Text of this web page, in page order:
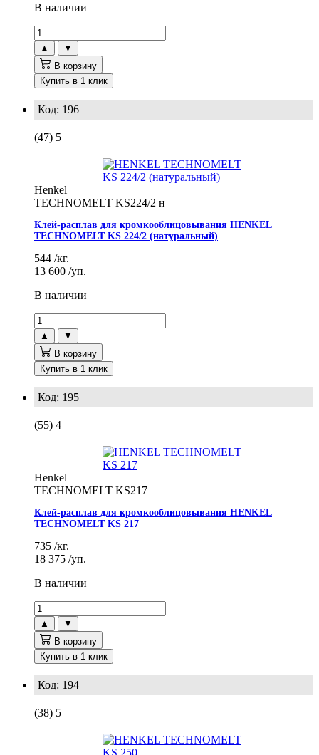
В наличии
▲
▼
В корзину
Купить в 1 клик
Код: 196
(47) 5
Henkel
TECHNOMELT KS224/2 н
Клей-расплав для кромкооблицовывания HENKEL
TECHNOMELT KS 224/2 (натуральный)
544 /кг.
13 600 /уп.
В наличии
▲
▼
В корзину
Купить в 1 клик
Код: 195
(55) 4
Henkel
TECHNOMELT KS217
Клей-расплав для кромкооблицовывания HENKEL
TECHNOMELT KS 217
735 /кг.
18 375 /уп.
В наличии
▲
▼
В корзину
Купить в 1 клик
Код: 194
(38) 5